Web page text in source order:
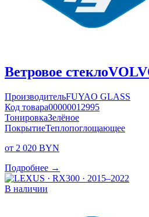
Ветровое стекло
ПроизводительFUYAO GLASS
Код товара00000012995
ТонировкаЗелёное
ПокрытиеТеплопоглощающее
от 2 020 BYN
Подробнее →
В наличии